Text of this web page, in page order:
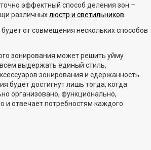
эффектный способ деления зон –
различныхлюстр и светильников
от совмещения нескольких способов
зонирования может решить уйму
выдержать единый стиль,
зонирования и сдержанность.
будет достигнут лишь тогда, когда
организовано, функционально,
и отвечает потребностям каждого